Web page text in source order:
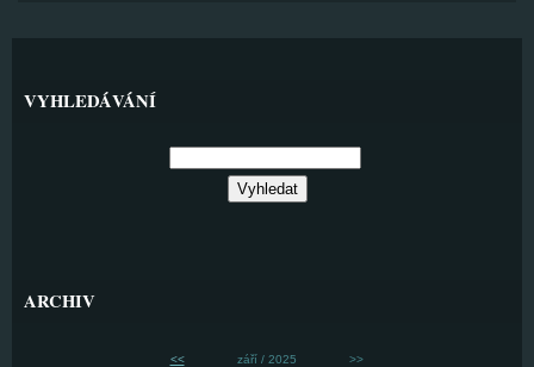
VYHLEDÁVÁNÍ
ARCHIV
<< září / 2025 >>